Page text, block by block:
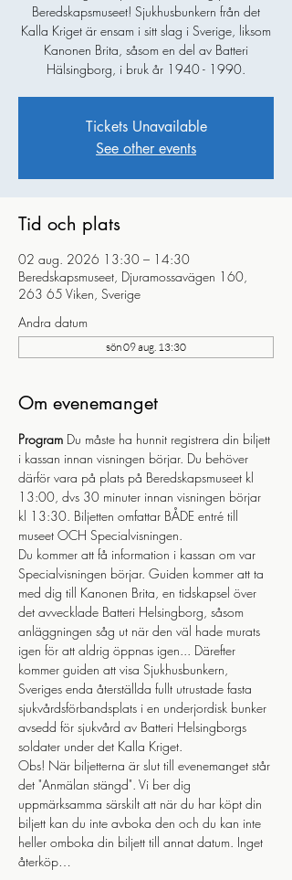
Beredskapsmuseet! Sjukhusbunkern från det
Kalla Kriget är ensam i sitt slag i Sverige, liksom
Kanonen Brita, såsom en del av Batteri
Hälsingborg, i bruk år 1940 - 1990.
Tickets Unavailable
See other events
Tid och plats
02 aug. 2026 13:30 – 14:30
Beredskapsmuseet, Djuramossavägen 160,
263 65 Viken, Sverige
Andra datum
sön 09 aug. 13:30
Om evenemanget
Program Du måste ha hunnit registrera din biljett
i kassan innan visningen börjar. Du behöver
därför vara på plats på Beredskapsmuseet kl
13:00, dvs 30 minuter innan visningen börjar
kl 13:30. Biljetten omfattar BÅDE entré till
museet OCH Specialvisningen.
Du kommer att få information i kassan om var
Specialvisningen börjar. Guiden kommer att ta
med dig till Kanonen Brita, en tidskapsel över
det avvecklade Batteri Helsingborg, såsom
anläggningen såg ut när den väl hade murats
igen för att aldrig öppnas igen... Därefter
kommer guiden att visa Sjukhusbunkern,
Sveriges enda återställda fullt utrustade fasta
sjukvårdsförbandsplats i en underjordisk bunker
avsedd för sjukvård av Batteri Helsingborgs
soldater under det Kalla Kriget.
Obs! När biljetterna är slut till evenemanget står
det "Anmälan stängd". Vi ber dig
uppmärksamma särskilt att när du har köpt din
biljett kan du inte avboka den och du kan inte
heller omboka din biljett till annat datum. Inget
återköp…